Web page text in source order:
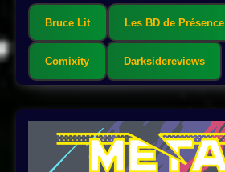
Bruce Lit Les BD de Présence
Comixity Darksidereviews